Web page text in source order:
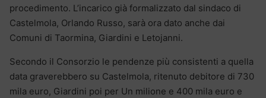
procedimento. L’incarico già formalizzato dal sindaco di
Castelmola, Orlando Russo, sarà ora dato anche dai
Comuni di Taormina, Giardini e Letojanni.
Secondo il Consorzio le pendenze più consistenti a quella
data graverebbero su Castelmola, ritenuto debitore di 730
mila euro, Giardini poi per Un milione e 400 mila euro e